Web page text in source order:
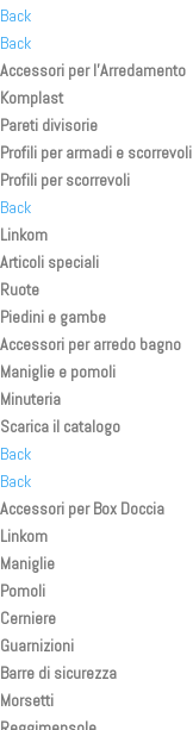
Back
Back
Accessori per l’Arredamento
Komplast
Pareti divisorie
Profili per armadi e scorrevoli
Profili per scorrevoli
Back
Linkom
Articoli speciali
Ruote
Piedini e gambe
Accessori per arredo bagno
Maniglie e pomoli
Minuteria
Scarica il catalogo
Back
Back
Accessori per Box Doccia
Linkom
Maniglie
Pomoli
Cerniere
Guarnizioni
Barre di sicurezza
Morsetti